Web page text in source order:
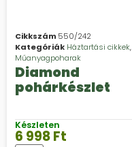
Cikkszám 550/242
Kategóriák Háztartási cikkek,
Műanyagpoharak
Diamond
pohárkészlet
Készleten
6 998Ft